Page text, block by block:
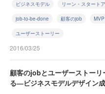
ビジネスモデル リーン・スタート
job-to-be-done 顧客のjob MVP
ユーザーストーリー
2016/03/25
顧客のjobとユーザーストーリ
る―ビジネスモデルデザイン